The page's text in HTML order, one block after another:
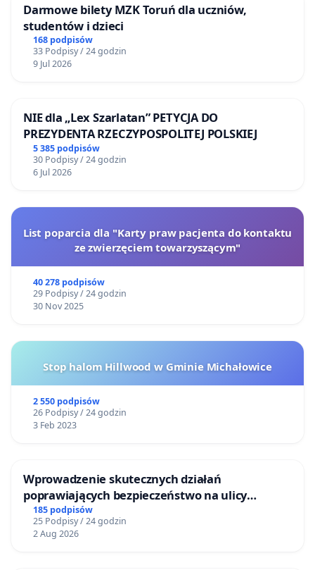
Darmowe bilety MZK Toruń dla uczniów,
studentów i dzieci
168 podpisów
33 Podpisy / 24 godzin
9 Jul 2026
NIE dla „Lex Szarlatan” PETYCJA DO
PREZYDENTA RZECZYPOSPOLITEJ POLSKIEJ
5 385 podpisów
30 Podpisy / 24 godzin
6 Jul 2026
List poparcia dla "Karty praw pacjenta do kontaktu
ze zwierzęciem towarzyszącym"
40 278 podpisów
29 Podpisy / 24 godzin
30 Nov 2025
Stop halom Hillwood w Gminie Michałowice
2 550 podpisów
26 Podpisy / 24 godzin
3 Feb 2023
Wprowadzenie skutecznych działań
poprawiających bezpieczeństwo na ulicy
Żeromskiego w Otwocku
185 podpisów
25 Podpisy / 24 godzin
2 Aug 2026